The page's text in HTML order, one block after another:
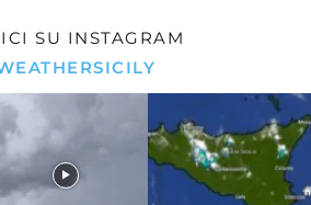
SU INSTAGRAM